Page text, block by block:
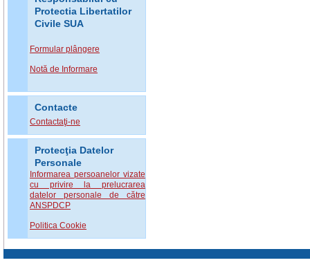
Protectia Libertatilor
Civile SUA
Formular plângere
Notă de Informare
Contacte
Contactaţi-ne
Protecţia Datelor
Personale
Informarea persoanelor vizate
cu privire la prelucrarea
datelor personale de către
ANSPDCP
Politica Cookie